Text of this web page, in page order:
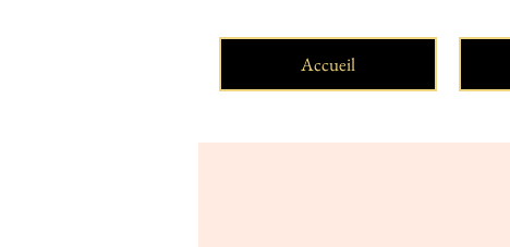
Accueil